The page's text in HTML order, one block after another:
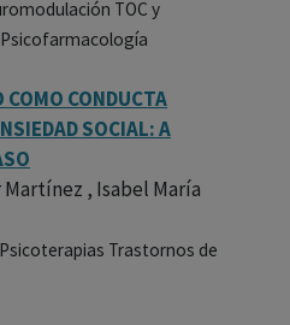
TOC y
COMO CONDUCTA
SOCIAL: A
, Isabel María
Trastornos de